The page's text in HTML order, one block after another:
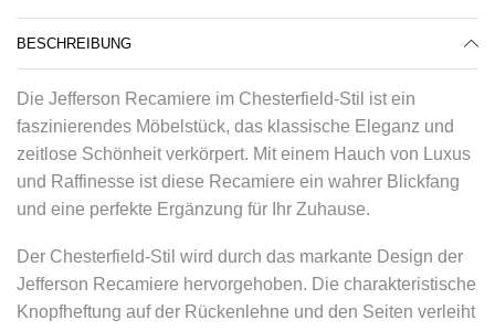
BESCHREIBUNG
Die Jefferson Recamiere im Chesterfield-Stil ist ein
faszinierendes Möbelstück, das klassische Eleganz und
zeitlose Schönheit verkörpert. Mit einem Hauch von Luxus
und Raffinesse ist diese Recamiere ein wahrer Blickfang
und eine perfekte Ergänzung für Ihr Zuhause.
Der Chesterfield-Stil wird durch das markante Design der
Jefferson Recamiere hervorgehoben. Die charakteristische
Knopfheftung auf der Rückenlehne und den Seiten verleiht